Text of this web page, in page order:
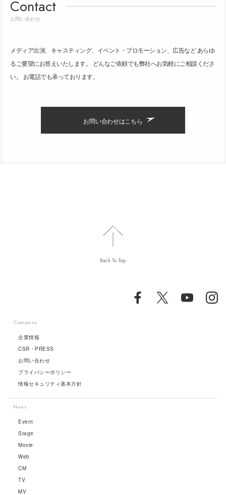
Contact
お問い合わせ
メディア出演、キャスティング、イベント・プロモーション、広告など あらゆ
るご要望にお答えいたします。 どんなご依頼でも弊社へお気軽にご相談くださ
い。 お電話でも承っております。
お問い合わせはこちら
Back To Top
Company
企業情報
CSR・PRESS
お問い合わせ
プライバシーポリシー
情報セキュリティ基本方針
News
Event
Stage
Movie
Web
CM
TV
MV